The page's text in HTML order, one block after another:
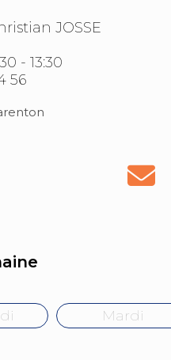
JOSSE
- 13:30
56
Mardi